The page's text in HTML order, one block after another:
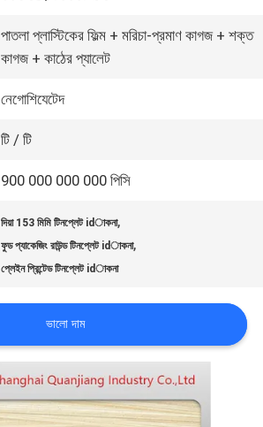
পাতলা প্লাস্টিকের ফিল্ম + মরিচা-প্রমাণ কাগজ + শক্ত
কাগজ + কাঠের প্যালেট
নেগোশিযেটেদ
টি / টি
900 000 000 000 পিসি
দিয়া 153 মিমি টিনপ্লেট idাকনা,
ফুড প্যাকেজিং রাউন্ড টিনপ্লেট idাকনা,
প্লেইন প্রিন্টেড টিনপ্লেট idাকনা
ভালো দাম